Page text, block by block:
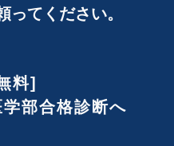
ってください。
料]
部合格診断へ